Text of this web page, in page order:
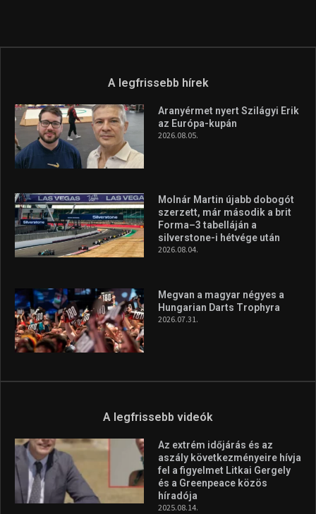
A legfrissebb hírek
Aranyérmet nyert Szilágyi Erik
az Európa-kupán
2026.08.05.
Molnár Martin újabb dobogót
szerzett, már második a brit
Forma–3 tabelláján a
silverstone-i hétvége után
2026.08.04.
Megvan a magyar négyes a
Hungarian Darts Trophyra
2026.07.31.
A legfrissebb videók
Az extrém időjárás és az
aszály következményeire hívja
fel a figyelmet Litkai Gergely
és a Greenpeace közös
híradója
2025.08.14.